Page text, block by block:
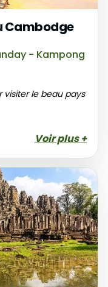
Cambodge
- Kampong
visiter le beau pays
Voir plus +